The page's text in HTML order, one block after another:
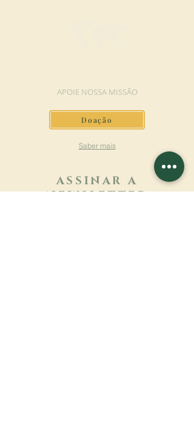
APOIE NOSSA MISSÃO
Doação
Saber mais
ASSINAR A
NEWSLETTER